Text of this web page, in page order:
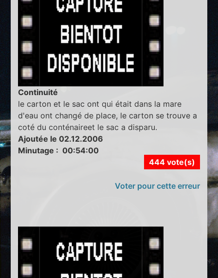
Continuité
le carton et le sac ont qui était dans la mare
d'eau ont changé de place, le carton se trouve a
coté du conténaireet le sac a disparu.
Ajoutée le 02.12.2006
Minutage : 00:54:00
444 vote(s)
Voter pour cette erreur